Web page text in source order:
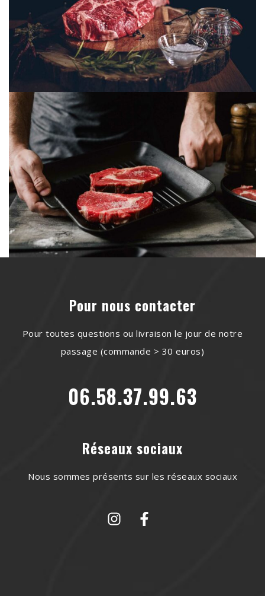
Pour nous contacter
Pour toutes questions ou livraison le jour de notre
passage (commande > 30 euros)
06.58.37.99.63
Réseaux sociaux
Nous sommes présents sur les réseaux sociaux